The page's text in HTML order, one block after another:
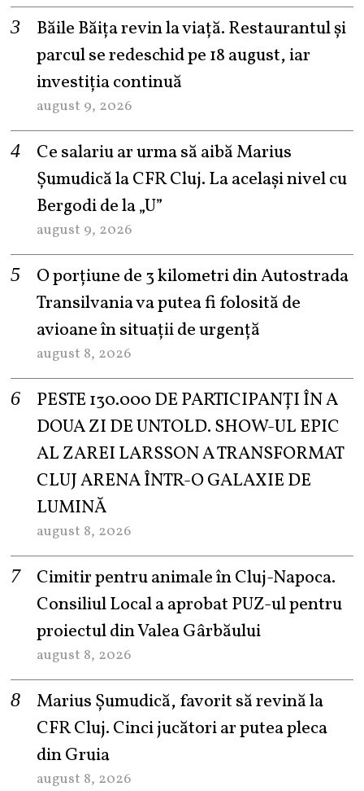
Băile Băița revin la viață. Restaurantul și
parcul se redeschid pe 18 august, iar
investiția continuă
august 9, 2026
Ce salariu ar urma să aibă Marius
Șumudică la CFR Cluj. La același nivel cu
Bergodi de la „U”
august 9, 2026
O porțiune de 3 kilometri din Autostrada
Transilvania va putea fi folosită de
avioane în situații de urgență
august 8, 2026
PESTE 130.000 DE PARTICIPANȚI ÎN A
DOUA ZI DE UNTOLD. SHOW-UL EPIC
AL ZAREI LARSSON A TRANSFORMAT
CLUJ ARENA ÎNTR-O GALAXIE DE
LUMINĂ
august 8, 2026
Cimitir pentru animale în Cluj-Napoca.
Consiliul Local a aprobat PUZ-ul pentru
proiectul din Valea Gârbăului
august 8, 2026
Marius Șumudică, favorit să revină la
CFR Cluj. Cinci jucători ar putea pleca
din Gruia
august 8, 2026